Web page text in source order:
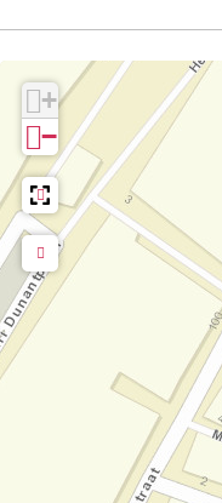
+
−